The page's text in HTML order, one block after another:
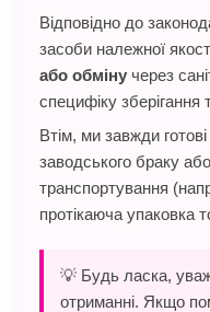
Відповідно до
засоби належної
або обміну через
специфіку зберігання
Втім, ми завжди
заводського браку
транспортування
протікаюча упаковка
💡 Будь ласка,
отриманні. Якщо